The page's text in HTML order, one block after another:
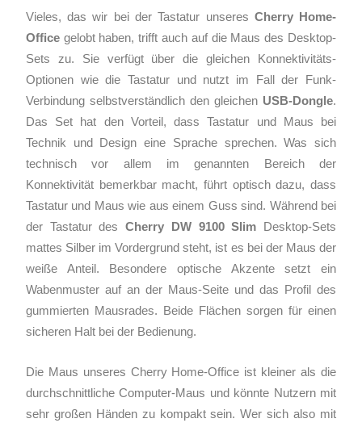
Vieles, das wir bei der Tastatur unseres Cherry Home-
Officegelobt haben, trifft auch auf die Maus des Desktop-
Sets zu. Sie verfügt über die gleichen Konnektivitäts-
Optionen wie die Tastatur und nutzt im Fall der Funk-
Verbindung selbstverständlich den gleichen USB-Dongle.
Das Set hat den Vorteil, dass Tastatur und Maus bei
Technik und Design eine Sprache sprechen. Was sich
technisch vor allem im genannten Bereich der
Konnektivität bemerkbar macht, führt optisch dazu, dass
Tastatur und Maus wie aus einem Guss sind. Während bei
der Tastatur desCherry DW 9100 Slim Desktop-Sets
mattes Silber im Vordergrund steht, ist es bei der Maus der
weiße Anteil. Besondere optische Akzente setzt ein
Wabenmuster auf an der Maus-Seite und das Profil des
gummierten Mausrades. Beide Flächen sorgen für einen
sicheren Halt bei der Bedienung.
Die Maus unseres Cherry Home-Office ist kleiner als die
durchschnittliche Computer-Maus und könnte Nutzern mit
sehr großen Händen zu kompakt sein. Wer sich also mit